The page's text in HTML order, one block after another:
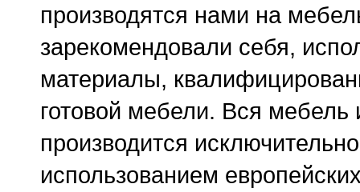
производятся нами на
зарекомендовали себя,
материалы,
готовой мебели. Вся мебель
производится
использованием